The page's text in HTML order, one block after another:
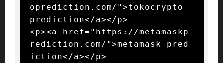
oprediction.com/">tokocrypto
prediction</a></p>
<p><a href="https://metamaskp
rediction.com/">metamask pred
iction</a></p>